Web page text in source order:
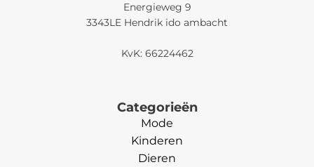
Energieweg 9
3343LE Hendrik ido ambacht
KvK: 66224462
Categorieën
Mode
Kinderen
Dieren